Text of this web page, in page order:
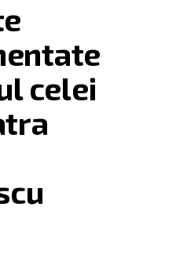
celei